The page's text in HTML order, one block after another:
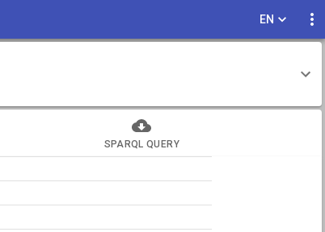
EN
SPARQL QUERY